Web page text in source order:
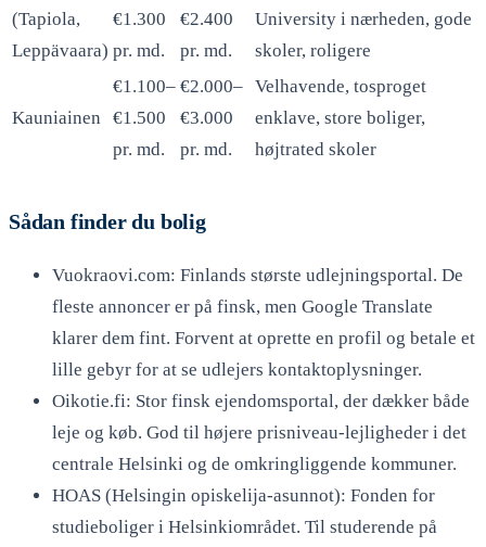
(Tapiola,
Leppävaara)
€1.300
pr. md.
€2.400
pr. md.
University i nærheden, gode
skoler, roligere
Kauniainen
€1.100–
€1.500
pr. md.
€2.000–
€3.000
pr. md.
Velhavende, tosproget
enklave, store boliger,
højtrated skoler
Sådan finder du bolig
Vuokraovi.com: Finlands største udlejningsportal. De
fleste annoncer er på finsk, men Google Translate
klarer dem fint. Forvent at oprette en profil og betale et
lille gebyr for at se udlejers kontaktoplysninger.
Oikotie.fi: Stor finsk ejendomsportal, der dækker både
leje og køb. God til højere prisniveau-lejligheder i det
centrale Helsinki og de omkringliggende kommuner.
HOAS (Helsingin opiskelija-asunnot): Fonden for
studieboliger i Helsinkiområdet. Til studerende på